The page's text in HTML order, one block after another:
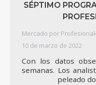
SÉPTIMO
Mercado por
10 de marzo de 2022
Con los datos
semanas. Los
peleado